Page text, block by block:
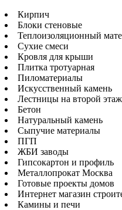
Кирпич
Блоки стеновые
Теплоизоляционный
Сухие смеси
Кровля для крыши
Плитка тротуарная
Пиломатериалы
Искусственный камень
Лестницы на второй
Бетон
Натуральный камень
Сыпучие материалы
ПГП
ЖБИ заводы
Гипсокартон и профиль
Металлопрокат Москва
Готовые проекты домов
Интернет магазин
Камины и печи